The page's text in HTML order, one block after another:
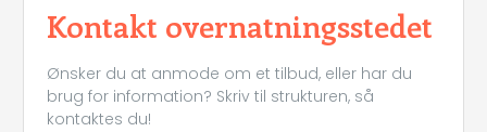
Kontakt overnatningsstedet
Ønsker du at anmode om et tilbud, eller har du
brug for information? Skriv til strukturen, så
kontaktes du!